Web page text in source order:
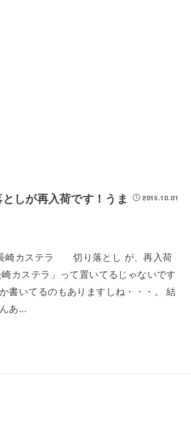
しが再入荷です！うま
2015.10.01
崎カステラ 切り落とし が、再入荷
カステラ」って置いてるじゃないです
書いてるのもありますしね・・・。 結
あ...